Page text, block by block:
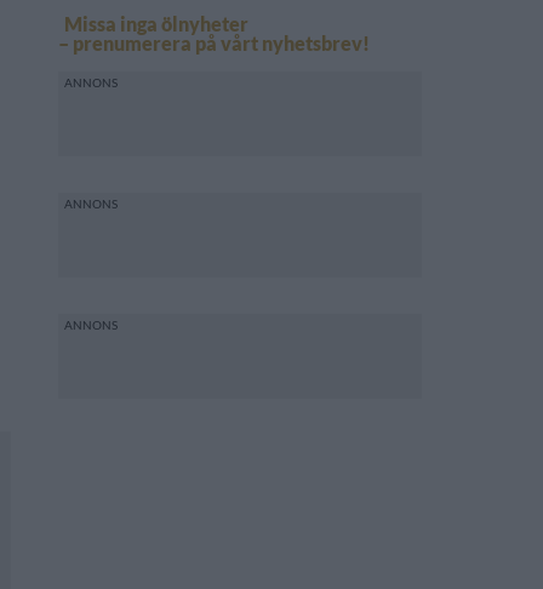
Missa inga ölnyheter
– prenumerera på vårt nyhetsbrev!